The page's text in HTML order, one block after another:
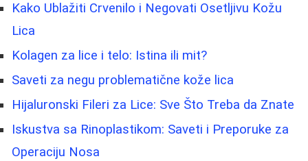
Kako Ublažiti Crvenilo i Negovati Osetljivu Kožu
Lica
Kolagen za lice i telo: Istina ili mit?
Saveti za negu problematične kože lica
Hijaluronski Fileri za Lice: Sve Što Treba da Znate
Iskustva sa Rinoplastikom: Saveti i Preporuke za
Operaciju Nosa